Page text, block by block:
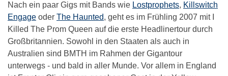
Nach ein paar Gigs mit Bands wie Lostprophets, Killswitch
Engage oder The Haunted, geht es im Frühling 2007 mit I
Killed The Prom Queen auf die erste Headlinertour durch
Großbritannien. Sowohl in den Staaten als auch in
Australien sind BMTH im Rahmen der Gigantour
unterwegs - und bald in aller Munde. Vor allem in England